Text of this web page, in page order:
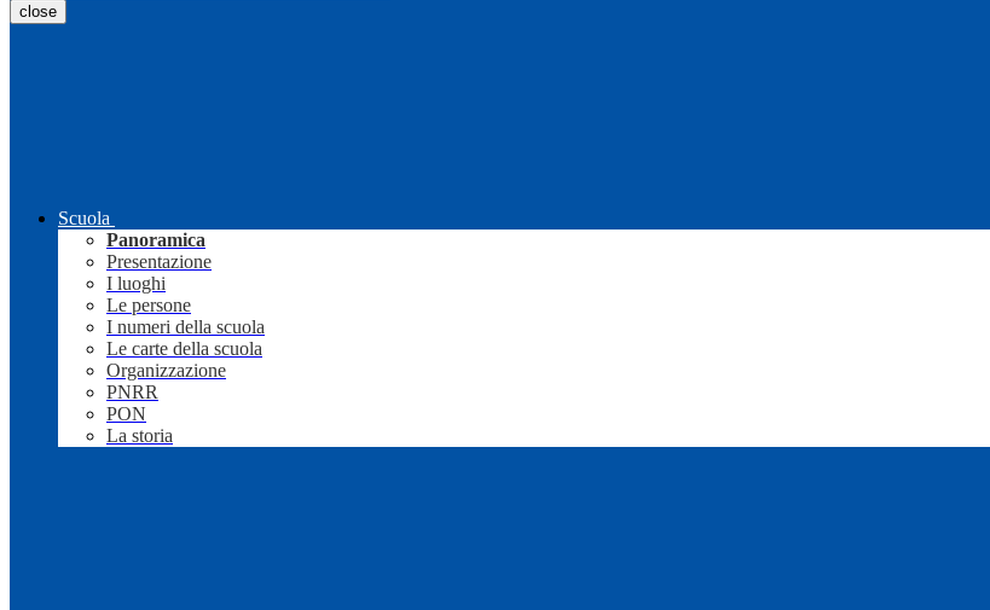
close
Scuola
Panoramica
Presentazione
I luoghi
Le persone
I numeri della scuola
Le carte della scuola
Organizzazione
PNRR
PON
La storia